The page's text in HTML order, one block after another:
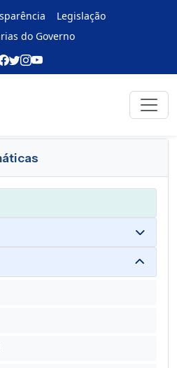
Legislação
do Governo
e indicadores Voltar